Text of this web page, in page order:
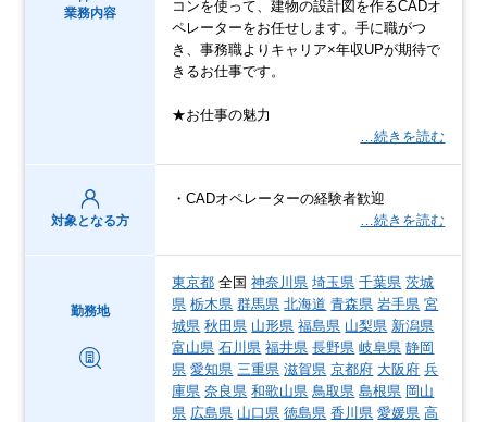
業務内容
コンを使って、建物の設計図を作るCADオ
ペレーターをお任せします。手に職がつ
き、事務職よりキャリア×年収UPが期待で
きるお仕事です。
★お仕事の魅力
…続きを読む
対象となる方
・CADオペレーターの経験者歓迎
…続きを読む
勤務地
東京都 全国神奈川県 埼玉県 千葉県 茨城
県 栃木県 群馬県 北海道 青森県 岩手県 宮
城県 秋田県 山形県 福島県 山梨県 新潟県
富山県 石川県 福井県 長野県 岐阜県 静岡
県 愛知県 三重県 滋賀県 京都府 大阪府 兵
庫県 奈良県 和歌山県 鳥取県 島根県 岡山
県 広島県 山口県 徳島県 香川県 愛媛県 高